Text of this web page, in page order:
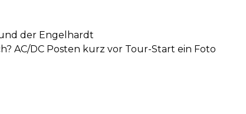
und der Engelhardt
AC/DC Posten kurz vor Tour-Start ein Foto